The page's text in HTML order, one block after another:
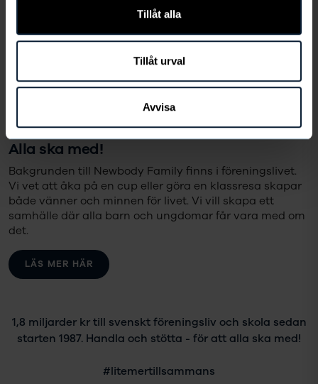
Tillåt alla
Tillåt urval
Avvisa
Alla ska med!
Bakgrunden till Newbody Family finns i föreningslivet.
Vi vet att åka på en cup eller göra en klassresa skapar
både vänner och minnen för livet. Vi vill skapa ett
samhälle där alla barn och ungdomar får vara med om
det.
LÄS MER HÄR
1,8 miljarder kr till svenskt föreningsliv och skola sedan
starten 1987. Handla och stötta - för att alla ska med!
#litemertillsammans